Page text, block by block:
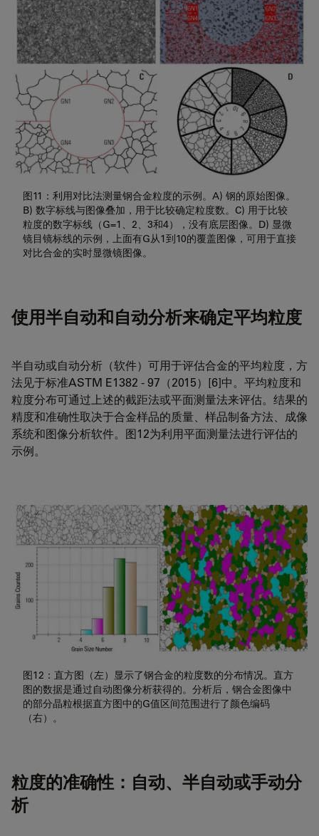
图11：利用对比法测量钢合金粒度的示例。A) 钢的原始图像。
B) 数字标线与图像叠加，用于比较确定粒度数。C) 用于比较
粒度的数字标线（G=1、2、3和4），没有底层图像。D) 显微
镜目镜标线的示例，上面有G从1到10的覆盖图像，可用于直接
对比合金的实时显微镜图像。
使用半自动和自动分析来确定平均粒度
半自动或自动分析（软件）可用于评估合金的平均粒度，方
法见于标准ASTM E1382 - 97（2015）[6]中。平均粒度和
粒度分布可通过上述的截距法或平面测量法来评估。结果的
精度和准确性取决于合金样品的质量、样品制备方法、成像
系统和图像分析软件。图12为利用平面测量法进行评估的
示例。
图12：直方图（左）显示了钢合金的粒度数的分布情况。直方
图的数据是通过自动图像分析获得的。分析后，钢合金图像中
的部分晶粒根据直方图中的G值区间范围进行了颜色编码
（右）。
粒度的准确性：自动、半自动或手动分
析